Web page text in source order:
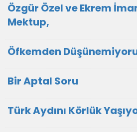
Özgür Özel ve Ekrem
Mektup,
Öfkemden
Bir Aptal Soru
Türk Aydını Körlük